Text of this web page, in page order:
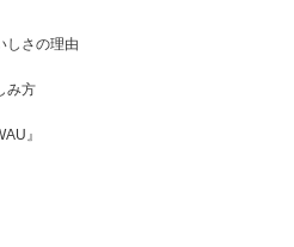
しさの理由
み方
』